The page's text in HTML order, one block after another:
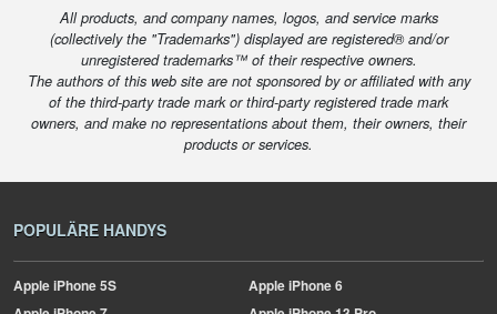
All products, and company names, logos, and service marks
(collectively the "Trademarks") displayed are registered® and/or
unregistered trademarks™ of their respective owners.
The authors of this web site are not sponsored by or affiliated with any
of the third-party trade mark or third-party registered trade mark
owners, and make no representations about them, their owners, their
products or services.
POPULÄRE HANDYS
AppleiPhone 5S AppleiPhone 6